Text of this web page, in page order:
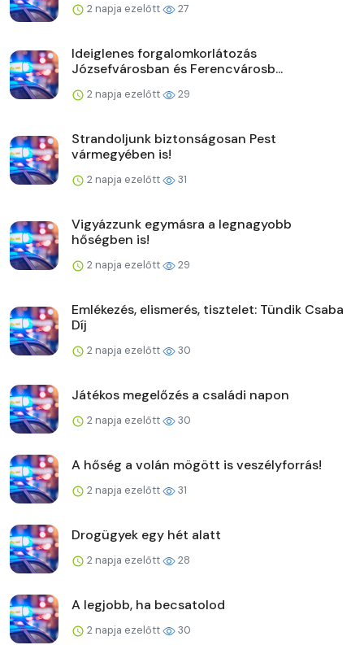
2 napja ezelőtt 27
Ideiglenes forgalomkorlátozás
Józsefvárosban és Ferencvárosb...
2 napja ezelőtt 29
Strandoljunk biztonságosan Pest
vármegyében is!
2 napja ezelőtt 31
Vigyázzunk egymásra a legnagyobb
hőségben is!
2 napja ezelőtt 29
Emlékezés, elismerés, tisztelet: Tündik Csaba
Díj
2 napja ezelőtt 30
Játékos megelőzés a családi napon
2 napja ezelőtt 30
A hőség a volán mögött is veszélyforrás!
2 napja ezelőtt 31
Drogügyek egy hét alatt
2 napja ezelőtt 28
A legjobb, ha becsatolod
2 napja ezelőtt 30